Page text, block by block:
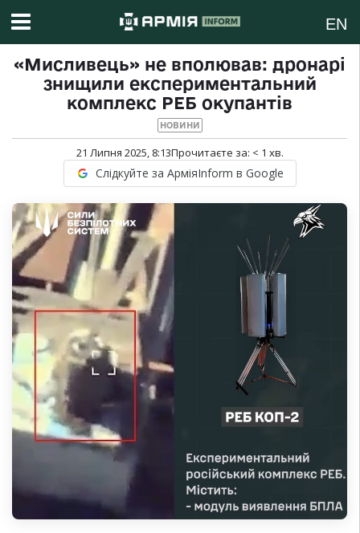
EN
«Мисливець» не вполював: дронарі
знищили експериментальний
комплекс РЕБ окупантів
НОВИНИ
21 Липня 2025, 8:13Прочитаєте за: < 1 хв.
Слідкуйте за АрміяInform в Google